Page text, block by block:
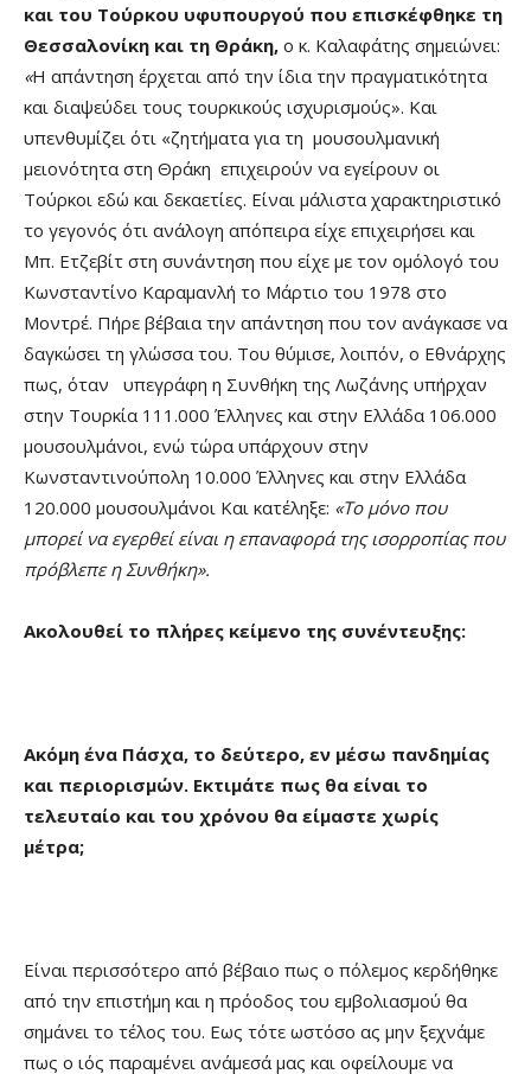
και του Τούρκου υφυπουργού που επισκέφθηκε τη
Θεσσαλονίκη και τη Θράκη, ο κ. Καλαφάτης σημειώνει:
«Η απάντηση έρχεται από την ίδια την πραγματικότητα
και διαψεύδει τους τουρκικούς ισχυρισμούς». Και
υπενθυμίζει ότι «ζητήματα για τη μουσουλμανική
μειονότητα στη Θράκη επιχειρούν να εγείρουν οι
Τούρκοι εδώ και δεκαετίες. Είναι μάλιστα χαρακτηριστικό
το γεγονός ότι ανάλογη απόπειρα είχε επιχειρήσει και
Μπ. Ετζεβίτ στη συνάντηση που είχε με τον ομόλογό του
Κωνσταντίνο Καραμανλή το Μάρτιο του 1978 στο
Μοντρέ. Πήρε βέβαια την απάντηση που τον ανάγκασε να
δαγκώσει τη γλώσσα του. Του θύμισε, λοιπόν, ο Εθνάρχης
πως, όταν υπεγράφη η Συνθήκη της Λωζάνης υπήρχαν
στην Τουρκία 111.000 Έλληνες και στην Ελλάδα 106.000
μουσουλμάνοι, ενώ τώρα υπάρχουν στην
Κωνσταντινούπολη 10.000 Έλληνες και στην Ελλάδα
120.000 μουσουλμάνοι Και κατέληξε: «Το μόνο που
μπορεί να εγερθεί είναι η επαναφορά της ισορροπίας που
πρόβλεπε η Συνθήκη».
Ακολουθεί το πλήρες κείμενο της συνέντευξης:
Ακόμη ένα Πάσχα, το δεύτερο, εν μέσω πανδημίας
και περιορισμών. Εκτιμάτε πως θα είναι το
τελευταίο και του χρόνου θα είμαστε χωρίς
μέτρα;
Είναι περισσότερο από βέβαιο πως ο πόλεμος κερδήθηκε
από την επιστήμη και η πρόοδος του εμβολιασμού θα
σημάνει το τέλος του. Εως τότε ωστόσο ας μην ξεχνάμε
πως ο ιός παραμένει ανάμεσά μας και οφείλουμε να